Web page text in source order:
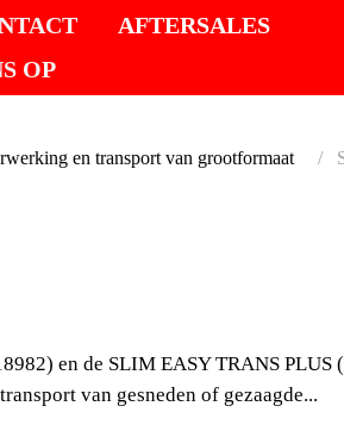
OP
AFTERSALES
en transport van grootformaat
en de SLIM EASY TRANS
van gesneden of gezaagde...